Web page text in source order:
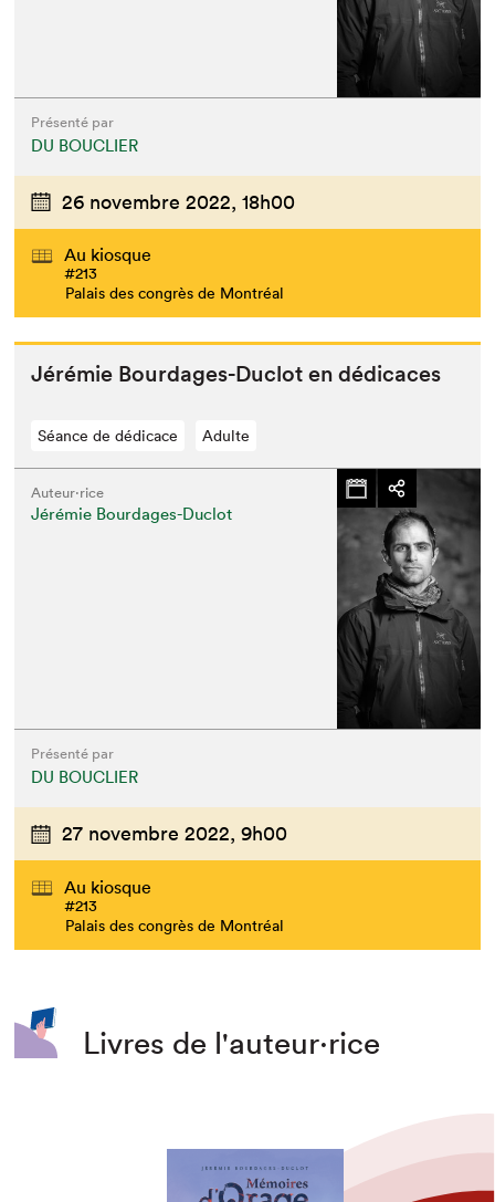
Présenté par
DU BOUCLIER
26 novembre 2022, 18h00
Au kiosque
#213
Palais des congrès de Montréal
Jérémie Bourdages-Duclot en dédicaces
Séance de dédicace Adulte
Auteur·rice
Jérémie Bourdages-Duclot
Présenté par
DU BOUCLIER
27 novembre 2022, 9h00
Au kiosque
#213
Palais des congrès de Montréal
Livres de l'auteur·rice